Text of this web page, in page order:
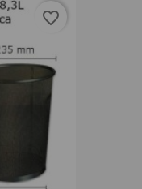
favorite_border